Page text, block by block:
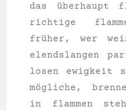
das überhaupt
rich­ti­ge
früher, wer
elend­slan­gen
lo­sen ewig­keit
mögliche,
in flam­men